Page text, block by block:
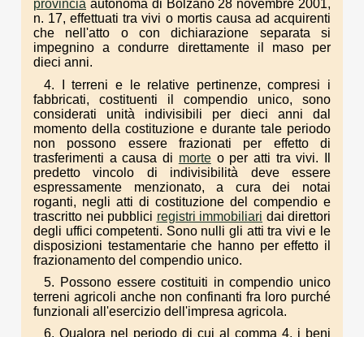
provincia autonoma di Bolzano 28 novembre 2001,
n. 17, effettuati tra vivi o mortis causa ad acquirenti
che nell'atto o con dichiarazione separata si
impegnino a condurre direttamente il maso per
dieci anni.
4. I terreni e le relative pertinenze, compresi i
fabbricati, costituenti il compendio unico, sono
considerati unità indivisibili per dieci anni dal
momento della costituzione e durante tale periodo
non possono essere frazionati per effetto di
trasferimenti a causa di morteo per atti tra vivi. Il
predetto vincolo di indivisibilità deve essere
espressamente menzionato, a cura dei notai
roganti, negli atti di costituzione del compendio e
trascritto nei pubblici registri immobiliari dai direttori
degli uffici competenti. Sono nulli gli atti tra vivi e le
disposizioni testamentarie che hanno per effetto il
frazionamento del compendio unico.
5. Possono essere costituiti in compendio unico
terreni agricoli anche non confinanti fra loro purché
funzionali all'esercizio dell'impresa agricola.
6. Qualora nel periodo di cui al comma 4, i beni